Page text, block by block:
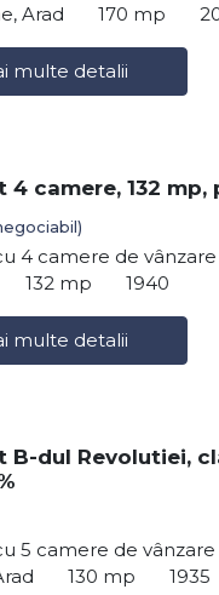
Arad
170 mp
multe detalii
4 camere, 132
4 camere de vânzare
132 mp 1940
multe detalii
B-dul Revolutiei,
5 camere de vânzare
130 mp 1935